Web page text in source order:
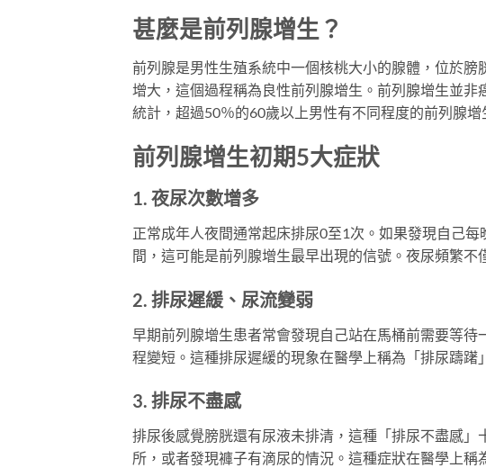
甚麼是前列腺增生？
前列腺是男性生殖系統中一個核桃大小的腺體，位於
增大，這個過程稱為良性前列腺增生。前列腺增生並
統計，超過50％的60歲以上男性有不同程度的前列腺
前列腺增生初期5大症狀
1. 夜尿次數增多
正常成年人夜間通常起床排尿0至1次。如果發現自己
間，這可能是前列腺增生最早出現的信號。夜尿頻繁不
2. 排尿遲緩、尿流變弱
早期前列腺增生患者常會發現自己站在馬桶前需要等
程變短。這種排尿遲緩的現象在醫學上稱為「排尿躊
3. 排尿不盡感
排尿後感覺膀胱還有尿液未排清，這種「排尿不盡感
所，或者發現褲子有滴尿的情況。這種症狀在醫學上稱